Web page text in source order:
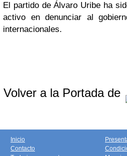
El partido de Álvaro Uribe ha
activo en denunciar al
internacionales.
Volver a la Portada de
Inicio
Contacto